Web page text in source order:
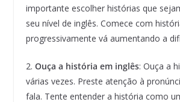
importante escolher histórias que
seu nível de inglês. Comece com
progressivamente vá aumentando a
2. Ouça a história em inglês: Ouça a
várias vezes. Preste atenção à
fala. Tente entender a história como